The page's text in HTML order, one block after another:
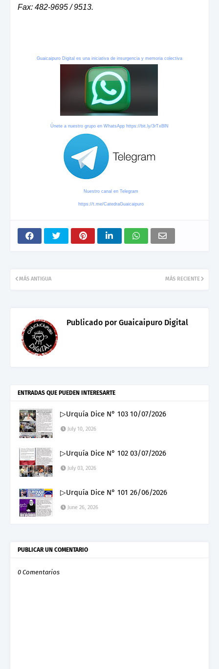
Fax: 482-9695 / 9513.
Guaicaipuro Digital es una iniciativa de insurgencia y memoria colectiva
Únete a nuestro grupo en WhatsApp https://bit.ly/3rTxBlN
Nuestro canal en Telegram
https://t.me/CatedraGuaicaipuro
MÁS RECIENTE
MÁS ANTIGUA
Publicado porGuaicaipuro Digital
ENTRADAS QUE PUEDEN INTERESARTE
▷Urquía Dice N° 103 10/07/2026
July 10, 2026
▷Urquía Dice N° 102 03/07/2026
July 03, 2026
▷Urquía Dice N° 101 26/06/2026
June 26, 2026
PUBLICAR UN COMENTARIO
0 Comentarios